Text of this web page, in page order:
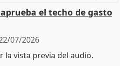
el techo de gasto
07/2026